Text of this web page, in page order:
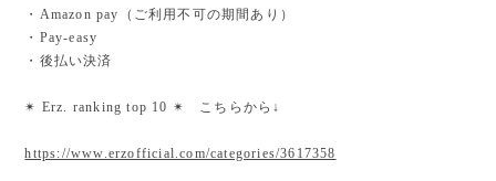
・Amazon pay（ご利用不可の期間あり）
・Pay-easy
・後払い決済
✴︎ Erz. ranking top 10 ✴︎ こちらから↓
https://www.erzofficial.com/categories/3617358